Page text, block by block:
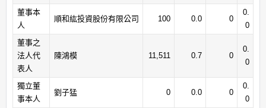
董事本
人
順和紘投資股份有限公司 100 0.0 0
0.
0
董事之
法人代
表人
陳鴻模 11,511 0.7 0
0.
0
獨立董
事本人
劉子猛 0 0.0 0
0.
0